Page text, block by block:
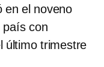
en el noveno
país con
último trimestre